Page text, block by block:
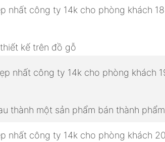
kế trên đồ gỗ
thành một sản phẩm bán thành phẩm